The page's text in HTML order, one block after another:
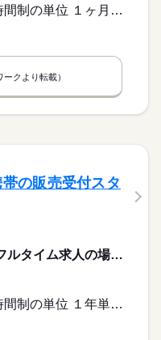
変形労働時間制 変形労働時間制の単位 １ヶ月単位 就業時間１ 8時30分〜16時45分
ークより転載）
の販売受付スタ
250,000円〜330,000円 ※フルタイム求人の場合は月額（換算額）、パート求人の場合は時間額を表示しています。
変形労働時間制 変形労働時間制の単位 １年単位 又は 9時30分〜19時30分の時間の間の8時間 就業時間に関する特記事項 ・１日の実働時間：８時間～８時間３０分のシフト制